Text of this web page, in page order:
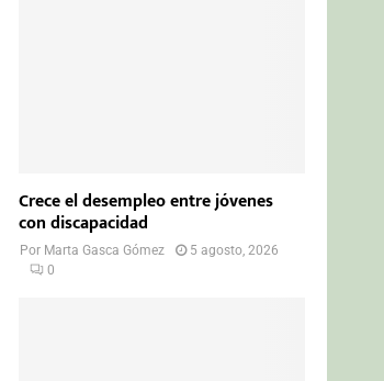
Crece el desempleo entre jóvenes
con discapacidad
Por Marta Gasca Gómez
5 agosto, 2026
0